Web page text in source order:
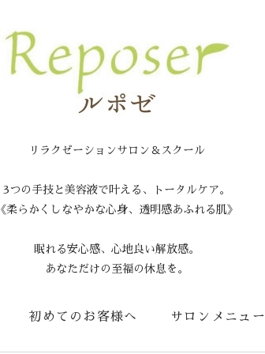
リラクゼーションサロン＆スクール
3つの手技と美容液で叶える、トータルケア。
《柔らかくしなやかな心身、透明感あふれる肌》
眠れる安心感、心地良い解放感。
あなただけの至福の休息を。
初めてのお客様へ サロンメニュー